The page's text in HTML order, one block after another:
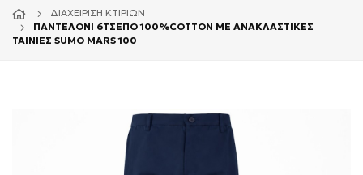
ΔΙΑΧΕΊΡΙΣΗ ΚΤΙΡΊΩΝ
ΠΑΝΤΕΛΟΝΙ 6ΤΣΕΠΟ 100%COTTON ΜΕ ΑΝΑΚΛΑΣΤΙΚΕΣ
ΤΑΙΝΙΕΣ SUMO MARS 100